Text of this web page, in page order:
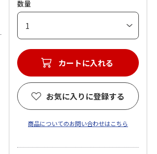
数量
カートに入れる
お気に入りに登録する
商品についてのお問い合わせはこちら